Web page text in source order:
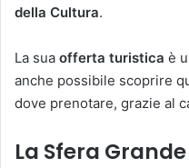
della Cultura.
La sua offerta turistica è
anche possibile scoprire
dove prenotare, grazie al
La Sfera